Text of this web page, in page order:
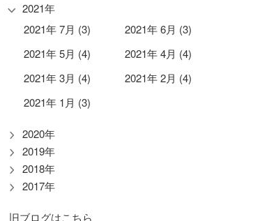
2021年
2021年 7月 (3)
2021年 6月 (3)
2021年 5月 (4)
2021年 4月 (4)
2021年 3月 (4)
2021年 2月 (4)
2021年 1月 (3)
2020年
2019年
2018年
2017年
旧ブログはこちら